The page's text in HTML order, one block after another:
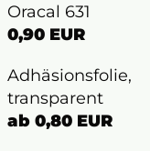
Oracal 631
0,90 EUR
Adhäsionsfolie,
transparent
ab 0,80 EUR